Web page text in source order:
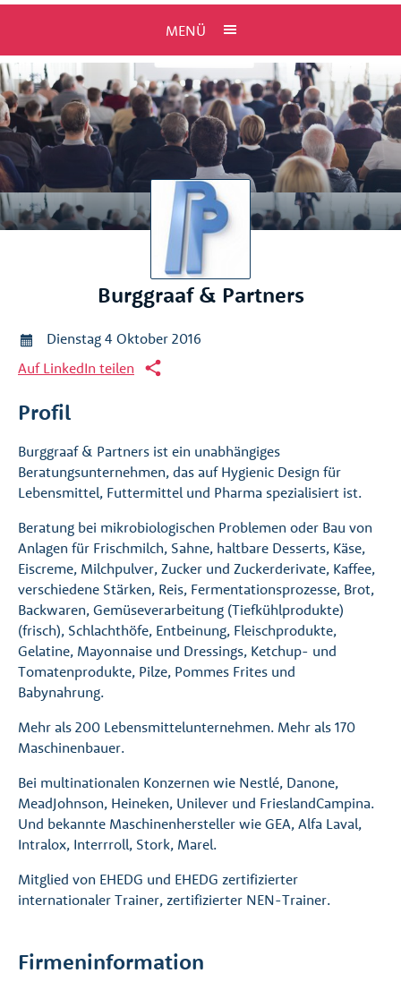
MENÜ
Burggraaf & Partners
Dienstag 4 Oktober 2016
Auf LinkedIn teilen
Profil
Burggraaf & Partners ist ein unabhängiges
Beratungsunternehmen, das auf Hygienic Design für
Lebensmittel, Futtermittel und Pharma spezialisiert ist.
Beratung bei mikrobiologischen Problemen oder Bau von
Anlagen für Frischmilch, Sahne, haltbare Desserts, Käse,
Eiscreme, Milchpulver, Zucker und Zuckerderivate, Kaffee,
verschiedene Stärken, Reis, Fermentationsprozesse, Brot,
Backwaren, Gemüseverarbeitung (Tiefkühlprodukte)
(frisch), Schlachthöfe, Entbeinung, Fleischprodukte,
Gelatine, Mayonnaise und Dressings, Ketchup- und
Tomatenprodukte, Pilze, Pommes Frites und
Babynahrung.
Mehr als 200 Lebensmittelunternehmen. Mehr als 170
Maschinenbauer.
Bei multinationalen Konzernen wie Nestlé, Danone,
MeadJohnson, Heineken, Unilever und FrieslandCampina.
Und bekannte Maschinenhersteller wie GEA, Alfa Laval,
Intralox, Interrroll, Stork, Marel.
Mitglied von EHEDG und EHEDG zertifizierter
internationaler Trainer, zertifizierter NEN-Trainer.
Firmeninformation